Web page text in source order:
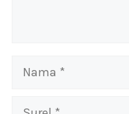
Nama
Surel